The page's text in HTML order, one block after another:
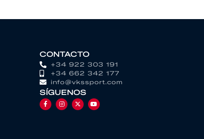
CONTACTO
+34 922 303 191
+34 662 342 177
info@vkssport.com
SÍGUENOS